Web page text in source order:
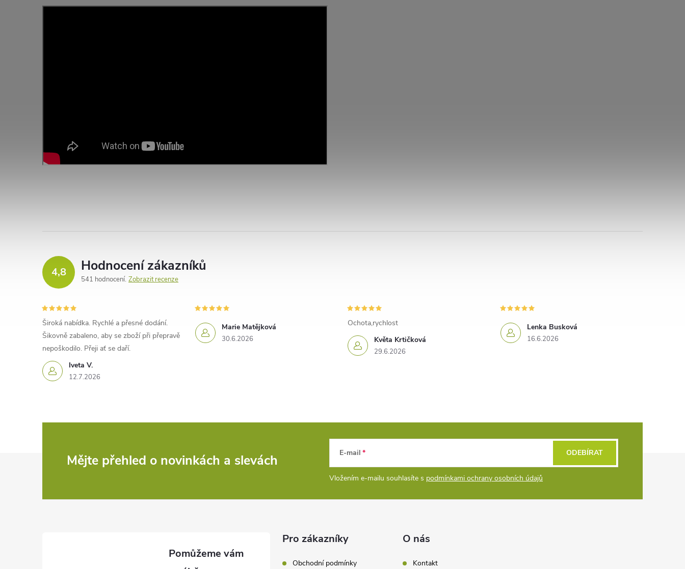
4,8 Hodnocení zákazníků
541 hodnocení Zobrazit recenze
Iveta V.
12.7.2026
Široká nabídka. Rychlé a přesné dodání.
Šikovně zabaleno, aby se zboží při přepravě
nepoškodilo. Přeji ať se daří.
Marie Matějková
30.6.2026 Květa Krtičková
29.6.2026
Ochota,rychlost Lenka Busková
16.6.2026
Mějte přehled o novinkách a slevách E-mail
Vložením e-mailu souhlasíte s podmínkami ochrany osobních údajů
ODEBÍRAT
Pro zákazníky
Obchodní podmínky
O nás
Kontakt